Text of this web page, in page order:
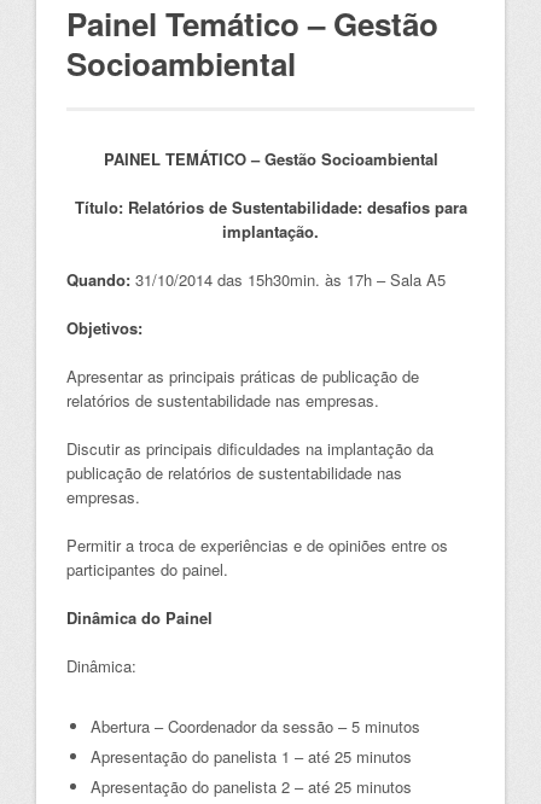
Painel Temático – Gestão
Socioambiental
PAINEL TEMÁTICO – Gestão Socioambiental
Título: Relatórios de Sustentabilidade: desafios para
implantação.
Quando: 31/10/2014 das 15h30min. às 17h – Sala A5
Objetivos:
Apresentar as principais práticas de publicação de
relatórios de sustentabilidade nas empresas.
Discutir as principais dificuldades na implantação da
publicação de relatórios de sustentabilidade nas
empresas.
Permitir a troca de experiências e de opiniões entre os
participantes do painel.
Dinâmica do Painel
Dinâmica:
Abertura – Coordenador da sessão – 5 minutos
Apresentação do panelista 1 – até 25 minutos
Apresentação do panelista 2 – até 25 minutos